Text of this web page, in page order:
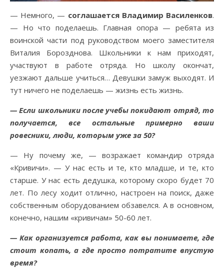
— Немного, — соглашается Владимир Василенков.
— Но что поделаешь. Главная опора — ребята из
воинской части под руководством моего заместителя
Виталия Борозднова. Школьники к нам приходят,
участвуют в работе отряда. Но школу окончат,
уезжают дальше учиться… Девушки замуж выходят. И
тут ничего не поделаешь — жизнь есть жизнь.
— Если школьники после учебы покидают отряд, то
получается, все остальные примерно ваши
ровесники, люди, которым уже за 50?
— Ну почему же, — возражает командир отряда
«Кривичи». — У нас есть и те, кто младше, и те, кто
старше. У нас есть дедушка, которому скоро будет 70
лет. По лесу ходит отлично, настроен на поиск, даже
собственным оборудованием обзавелся. А в основном,
конечно, нашим «кривичам» 50-60 лет.
— Как организуется работа, как вы понимаете, где
стоит копать, а где просто потратите впустую
время?